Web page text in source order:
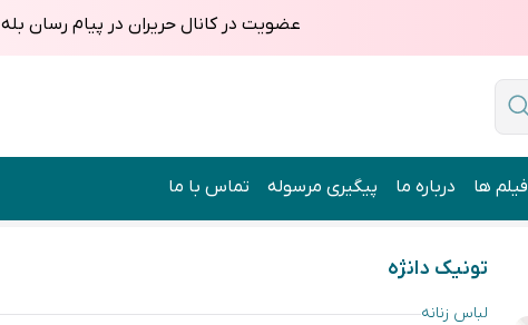
عضویت در کانال حریران در پیام رسان بله
فیلم ها درباره ما پیگیری مرسوله تماس با ما
تونیک دانژه
لباس زنانه